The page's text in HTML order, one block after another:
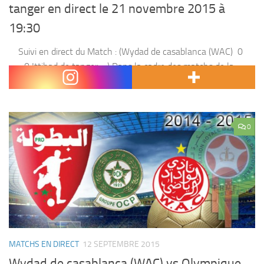
tanger en direct le 21 novembre 2015 à
19:30
Suivi en direct du Match : (Wydad de casablanca (WAC) 0
– 0 Ittihad de tanger ) Dans la cadre des matchs de la
botola pro ,Wydad de casablanca (WAC) affronte...
0
MATCHS EN DIRECT 12 SEPTEMBRE 2015